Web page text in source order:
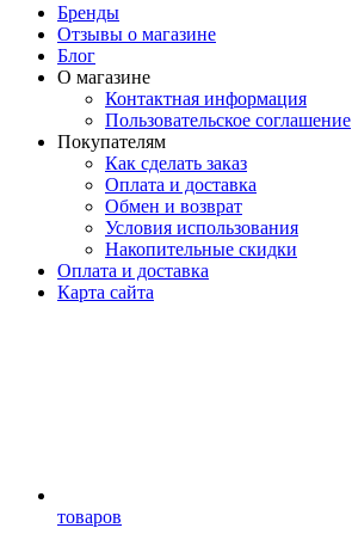
Бренды
Отзывы о магазине
Блог
О магазине
Контактная информация
Пользовательское соглашение
Покупателям
Как сделать заказ
Оплата и доставка
Обмен и возврат
Условия использования
Накопительные скидки
Оплата и доставка
Карта сайта
товаров